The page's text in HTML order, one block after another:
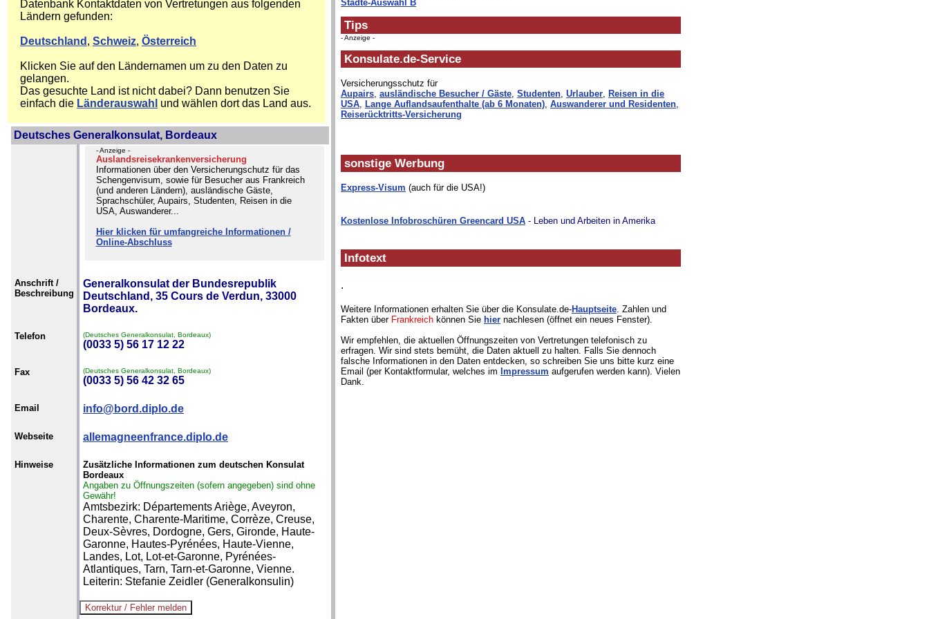
Datenbank Kontaktdaten von Vertretungen aus folgenden
Ländern gefunden:
Deutschland , Schweiz, Österreich
Klicken Sie auf den Ländernamen um zu den Daten zu
gelangen.
Das gesuchte Land ist nicht dabei? Dann benutzen Sie
einfach die Länderauswahl und wählen dort das Land aus.
Deutsches Generalkonsulat, Bordeaux
- Anzeige -
Auslandsreisekrankenversicherung
Informationen über den Versicherungschutz für das
Schengenvisum, sowie für Besucher aus Frankreich
(und anderen Ländern), ausländische Gäste,
Sprachschüler, Aupairs, Studenten, Reisen in die
USA, Auswanderer...
Hier klicken für umfangreiche Informationen /
Online-Abschluss
Anschrift /
Beschreibung
Generalkonsulat der Bundesrepublik
Deutschland, 35 Cours de Verdun, 33000
Bordeaux.
Telefon (Deutsches Generalkonsulat, Bordeaux)
(0033 5) 56 17 12 22
Fax (Deutsches Generalkonsulat, Bordeaux)
(0033 5) 56 42 32 65
Email info@bord.diplo.de
Webseite allemagneenfrance.diplo.de
Hinweise
Zusätzliche Informationen zum deutschen Konsulat
Bordeaux
Angaben zu Öffnungszeiten (sofern angegeben) sind ohne
Gewähr!
Amtsbezirk: Départements Ariège, Aveyron,
Charente, Charente-Maritime, Corrèze, Creuse,
Deux-Sèvres, Dordogne, Gers, Gironde, Haute-
Garonne, Hautes-Pyrénées, Haute-Vienne,
Landes, Lot, Lot-et-Garonne, Pyrénées-
Atlantiques, Tarn, Tarn-et-Garonne, Vienne.
Leiterin: Stefanie Zeidler (Generalkonsulin)
Städte-Auswahl B
Tips
- Anzeige -
Konsulate.de-Service
Versicherungsschutz für
Aupairs, ausländische Besucher / Gäste, Studenten, Urlauber, Reisen in die
USA, Lange Auflandsaufenthalte (ab 6 Monaten), Auswanderer und Residenten,
Reiserücktritts-Versicherung
sonstige Werbung
Express-Visum (auch für die USA!)
Kostenlose Infobroschüren Greencard USA - Leben und Arbeiten in Amerika
Infotext
.
Weitere Informationen erhalten Sie über die Konsulate.de-Hauptseite. Zahlen und
Fakten über Frankreich können Sie hier nachlesen (öffnet ein neues Fenster).
Wir empfehlen, die aktuellen Öffnungszeiten von Vertretungen telefonisch zu
erfragen. Wir sind stets bemüht, die Daten aktuell zu halten. Falls Sie dennoch
falsche Informationen in den Daten entdecken, so schreiben Sie uns bitte kurz eine
Email (per Kontaktformular, welches im Impressum aufgerufen werden kann). Vielen
Dank.